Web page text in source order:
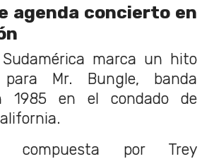
agenda concierto en
marca un hito
para Mr. Bungle, banda
1985 en el condado de
compuesta por Trey